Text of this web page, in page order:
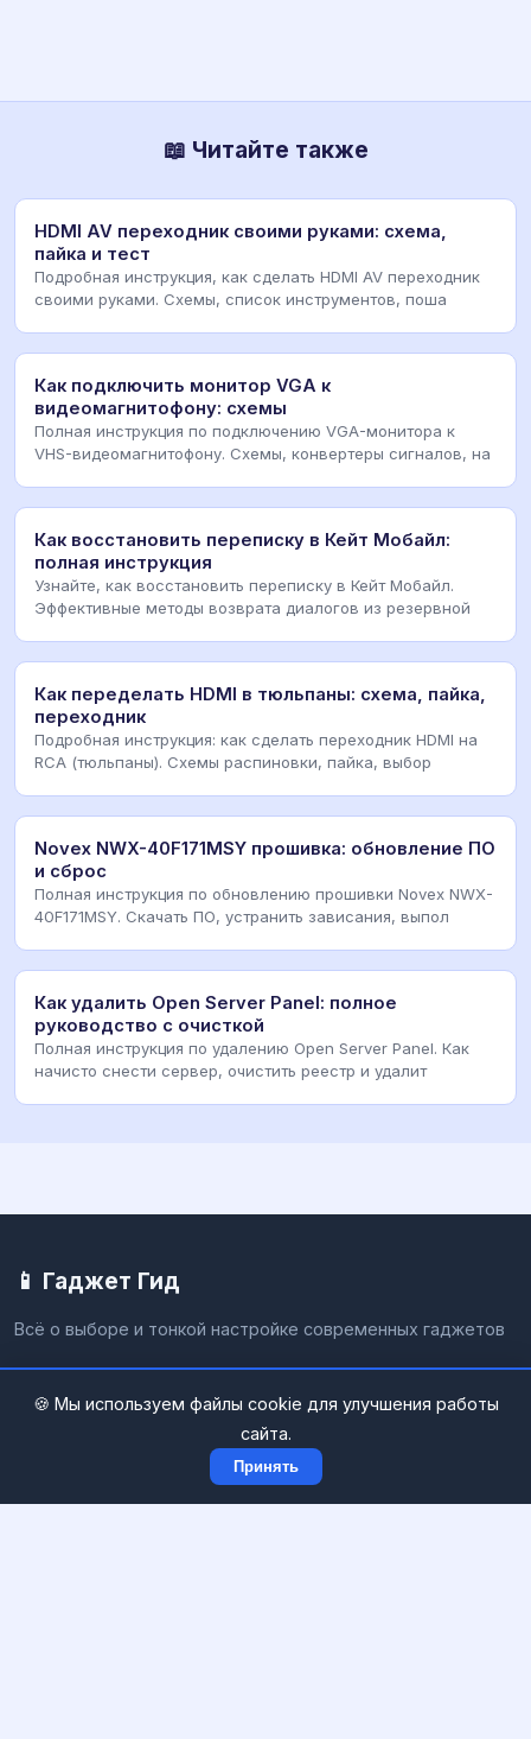
📖 Читайте также
HDMI AV переходник своими руками: схема,
пайка и тест
Подробная инструкция, как сделать HDMI AV переходник
своими руками. Схемы, список инструментов, поша
Как подключить монитор VGA к
видеомагнитофону: схемы
Полная инструкция по подключению VGA-монитора к
VHS-видеомагнитофону. Схемы, конвертеры сигналов, на
Как восстановить переписку в Кейт Мобайл:
полная инструкция
Узнайте, как восстановить переписку в Кейт Мобайл.
Эффективные методы возврата диалогов из резервной
Как переделать HDMI в тюльпаны: схема, пайка,
переходник
Подробная инструкция: как сделать переходник HDMI на
RCA (тюльпаны). Схемы распиновки, пайка, выбор
Novex NWX-40F171MSY прошивка: обновление ПО
и сброс
Полная инструкция по обновлению прошивки Novex NWX-
40F171MSY. Скачать ПО, устранить зависания, выпол
Как удалить Open Server Panel: полное
руководство с очисткой
Полная инструкция по удалению Open Server Panel. Как
начисто снести сервер, очистить реестр и удалит
📱 Гаджет Гид
Всё о выборе и тонкой настройке современных гаджетов
Разделы
📺 Настройка ТВ и приставок
📱 Смартфоны и планшеты
🍪 Мы используем файлы cookie для улучшения работы
сайта.
Принять